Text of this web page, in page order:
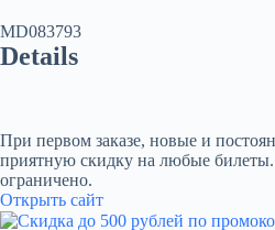
MD083793
Details
При первом заказе, новые и
приятную скидку на любые
ограничено.
Открыть сайт